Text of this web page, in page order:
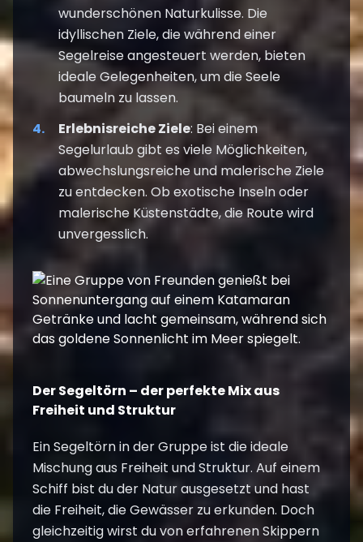
wunderschönen Naturkulisse. Die
idyllischen Ziele, die während einer
Segelreise angesteuert werden, bieten
ideale Gelegenheiten, um die Seele
baumeln zu lassen.
Erlebnisreiche Ziele: Bei einem
Segelurlaub gibt es viele Möglichkeiten,
abwechslungsreiche und malerische Ziele
zu entdecken. Ob exotische Inseln oder
malerische Küstenstädte, die Route wird
unvergesslich.
Der Segeltörn – der perfekte Mix aus
Freiheit und Struktur
Ein Segeltörn in der Gruppe ist die ideale
Mischung aus Freiheit und Struktur. Auf einem
Schiff bist du der Natur ausgesetzt und hast
die Freiheit, die Gewässer zu erkunden. Doch
gleichzeitig wirst du von erfahrenen Skippern